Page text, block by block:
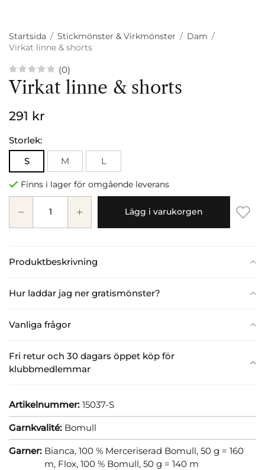
Startsida / Stickmönster & Virkmönster / Dam /
Virkat linne & shorts
(0)
Virkat linne & shorts
291 kr
Storlek:
S
M L
Finns i lager för omgående leverans
Lägg i varukorgen
Produktbeskrivning
Hur laddar jag ner gratismönster?
Vanliga frågor
Fri retur och 30 dagars öppet köp för
klubbmedlemmar
Artikelnummer: 15037-S
Garnkvalité: Bomull
Garner: Bianca, 100 % Merceriserad Bomull, 50 g = 160
m, Flox, 100 % Bomull, 50 g = 140 m